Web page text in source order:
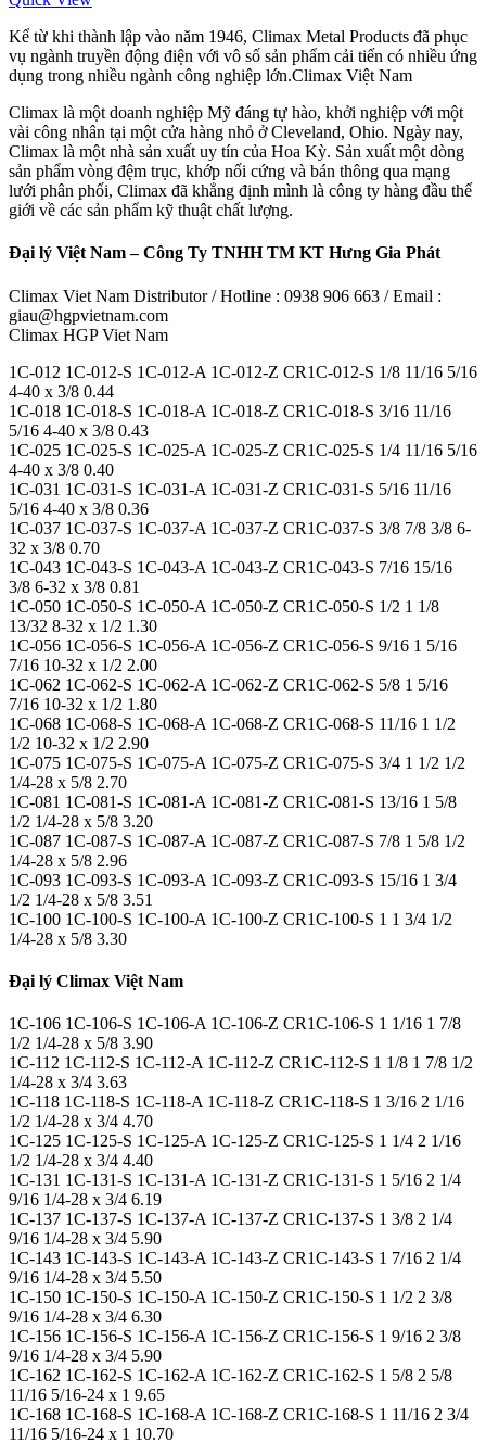
Kể từ khi thành lập vào năm 1946, Climax Metal Products đã phục
vụ ngành truyền động điện với vô số sản phẩm cải tiến có nhiều ứng
dụng trong nhiều ngành công nghiệp lớn.Climax Việt Nam
Climax là một doanh nghiệp Mỹ đáng tự hào, khởi nghiệp với một
vài công nhân tại một cửa hàng nhỏ ở Cleveland, Ohio. Ngày nay,
Climax là một nhà sản xuất uy tín của Hoa Kỳ. Sản xuất một dòng
sản phẩm vòng đệm trục, khớp nối cứng và bán thông qua mạng
lưới phân phối, Climax đã khẳng định mình là công ty hàng đầu thế
giới về các sản phẩm kỹ thuật chất lượng.
Đại lý Việt Nam – Công Ty TNHH TM KT Hưng Gia Phát
Climax Viet Nam Distributor / Hotline : 0938 906 663 / Email :
giau@hgpvietnam.com
Climax HGP Viet Nam
1C-012 1C-012-S 1C-012-A 1C-012-Z CR1C-012-S 1/8 11/16 5/16
4-40 x 3/8 0.44
1C-018 1C-018-S 1C-018-A 1C-018-Z CR1C-018-S 3/16 11/16
5/16 4-40 x 3/8 0.43
1C-025 1C-025-S 1C-025-A 1C-025-Z CR1C-025-S 1/4 11/16 5/16
4-40 x 3/8 0.40
1C-031 1C-031-S 1C-031-A 1C-031-Z CR1C-031-S 5/16 11/16
5/16 4-40 x 3/8 0.36
1C-037 1C-037-S 1C-037-A 1C-037-Z CR1C-037-S 3/8 7/8 3/8 6-
32 x 3/8 0.70
1C-043 1C-043-S 1C-043-A 1C-043-Z CR1C-043-S 7/16 15/16
3/8 6-32 x 3/8 0.81
1C-050 1C-050-S 1C-050-A 1C-050-Z CR1C-050-S 1/2 1 1/8
13/32 8-32 x 1/2 1.30
1C-056 1C-056-S 1C-056-A 1C-056-Z CR1C-056-S 9/16 1 5/16
7/16 10-32 x 1/2 2.00
1C-062 1C-062-S 1C-062-A 1C-062-Z CR1C-062-S 5/8 1 5/16
7/16 10-32 x 1/2 1.80
1C-068 1C-068-S 1C-068-A 1C-068-Z CR1C-068-S 11/16 1 1/2
1/2 10-32 x 1/2 2.90
1C-075 1C-075-S 1C-075-A 1C-075-Z CR1C-075-S 3/4 1 1/2 1/2
1/4-28 x 5/8 2.70
1C-081 1C-081-S 1C-081-A 1C-081-Z CR1C-081-S 13/16 1 5/8
1/2 1/4-28 x 5/8 3.20
1C-087 1C-087-S 1C-087-A 1C-087-Z CR1C-087-S 7/8 1 5/8 1/2
1/4-28 x 5/8 2.96
1C-093 1C-093-S 1C-093-A 1C-093-Z CR1C-093-S 15/16 1 3/4
1/2 1/4-28 x 5/8 3.51
1C-100 1C-100-S 1C-100-A 1C-100-Z CR1C-100-S 1 1 3/4 1/2
1/4-28 x 5/8 3.30
Đại lý Climax Việt Nam
1C-106 1C-106-S 1C-106-A 1C-106-Z CR1C-106-S 1 1/16 1 7/8
1/2 1/4-28 x 5/8 3.90
1C-112 1C-112-S 1C-112-A 1C-112-Z CR1C-112-S 1 1/8 1 7/8 1/2
1/4-28 x 3/4 3.63
1C-118 1C-118-S 1C-118-A 1C-118-Z CR1C-118-S 1 3/16 2 1/16
1/2 1/4-28 x 3/4 4.70
1C-125 1C-125-S 1C-125-A 1C-125-Z CR1C-125-S 1 1/4 2 1/16
1/2 1/4-28 x 3/4 4.40
1C-131 1C-131-S 1C-131-A 1C-131-Z CR1C-131-S 1 5/16 2 1/4
9/16 1/4-28 x 3/4 6.19
1C-137 1C-137-S 1C-137-A 1C-137-Z CR1C-137-S 1 3/8 2 1/4
9/16 1/4-28 x 3/4 5.90
1C-143 1C-143-S 1C-143-A 1C-143-Z CR1C-143-S 1 7/16 2 1/4
9/16 1/4-28 x 3/4 5.50
1C-150 1C-150-S 1C-150-A 1C-150-Z CR1C-150-S 1 1/2 2 3/8
9/16 1/4-28 x 3/4 6.30
1C-156 1C-156-S 1C-156-A 1C-156-Z CR1C-156-S 1 9/16 2 3/8
9/16 1/4-28 x 3/4 5.90
1C-162 1C-162-S 1C-162-A 1C-162-Z CR1C-162-S 1 5/8 2 5/8
11/16 5/16-24 x 1 9.65
1C-168 1C-168-S 1C-168-A 1C-168-Z CR1C-168-S 1 11/16 2 3/4
11/16 5/16-24 x 1 10.70